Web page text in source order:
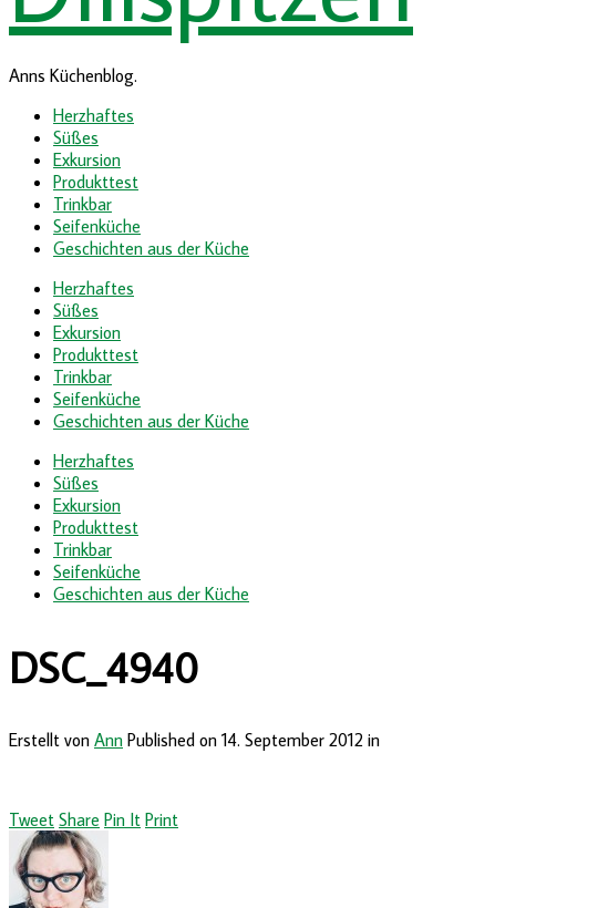
Anns Küchenblog.
Herzhaftes
Süßes
Exkursion
Produkttest
Trinkbar
Seifenküche
Geschichten aus der Küche
Herzhaftes
Süßes
Exkursion
Produkttest
Trinkbar
Seifenküche
Geschichten aus der Küche
Herzhaftes
Süßes
Exkursion
Produkttest
Trinkbar
Seifenküche
Geschichten aus der Küche
DSC_4940
Erstellt von Ann Published on 14. September 2012 in
Tweet Share Pin It Print